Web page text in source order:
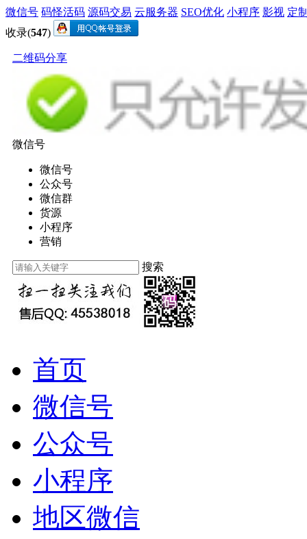
微信号 码怪活码 源码交易 云服务器 SEO优化 小程序 影视 定
收录(547)
二维码分享
微信号
微信号
公众号
微信群
货源
小程序
营销
搜索
首页
微信号
公众号
小程序
地区微信